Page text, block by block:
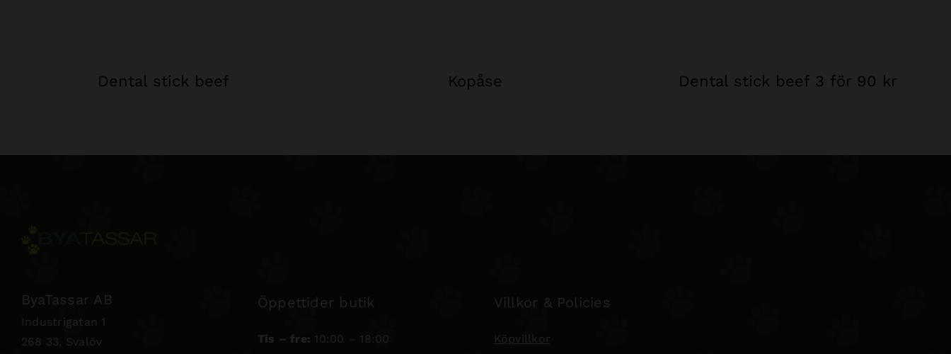
Dental stick beef Kopåse Dental stick beef 3 för 90 kr
ByaTassar AB
Industrigatan 1
268 33, Svalöv
Öppettider butik
Tis – fre: 10:00 – 18:00
Villkor & Policies
Köpvillkor